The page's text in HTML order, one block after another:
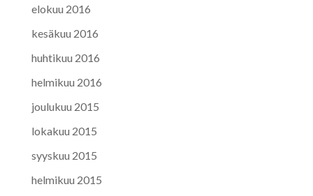
elokuu 2016
kesäkuu 2016
huhtikuu 2016
helmikuu 2016
joulukuu 2015
lokakuu 2015
syyskuu 2015
helmikuu 2015